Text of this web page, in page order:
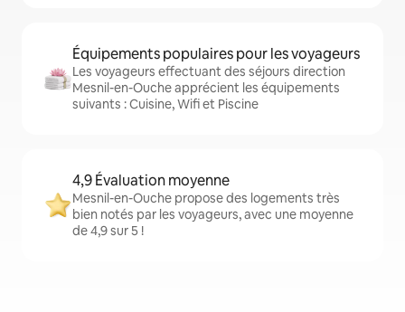
Équipements populaires pour les voyageurs
Les voyageurs effectuant des séjours direction
Mesnil-en-Ouche apprécient les équipements
suivants : Cuisine, Wifi et Piscine
4,9 Évaluation moyenne
Mesnil-en-Ouche propose des logements très
bien notés par les voyageurs, avec une moyenne
de 4,9 sur 5 !